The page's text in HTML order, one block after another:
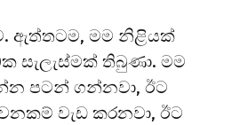
ඇත්තටම, මම නිළියක්
සැලැස්මක් තිබුණා. මම
පටන් ගන්නවා, ඊට
වැඩ කරනවා, ඊට